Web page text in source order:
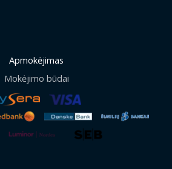
Apmokėjimas
Mokėjimo būdai